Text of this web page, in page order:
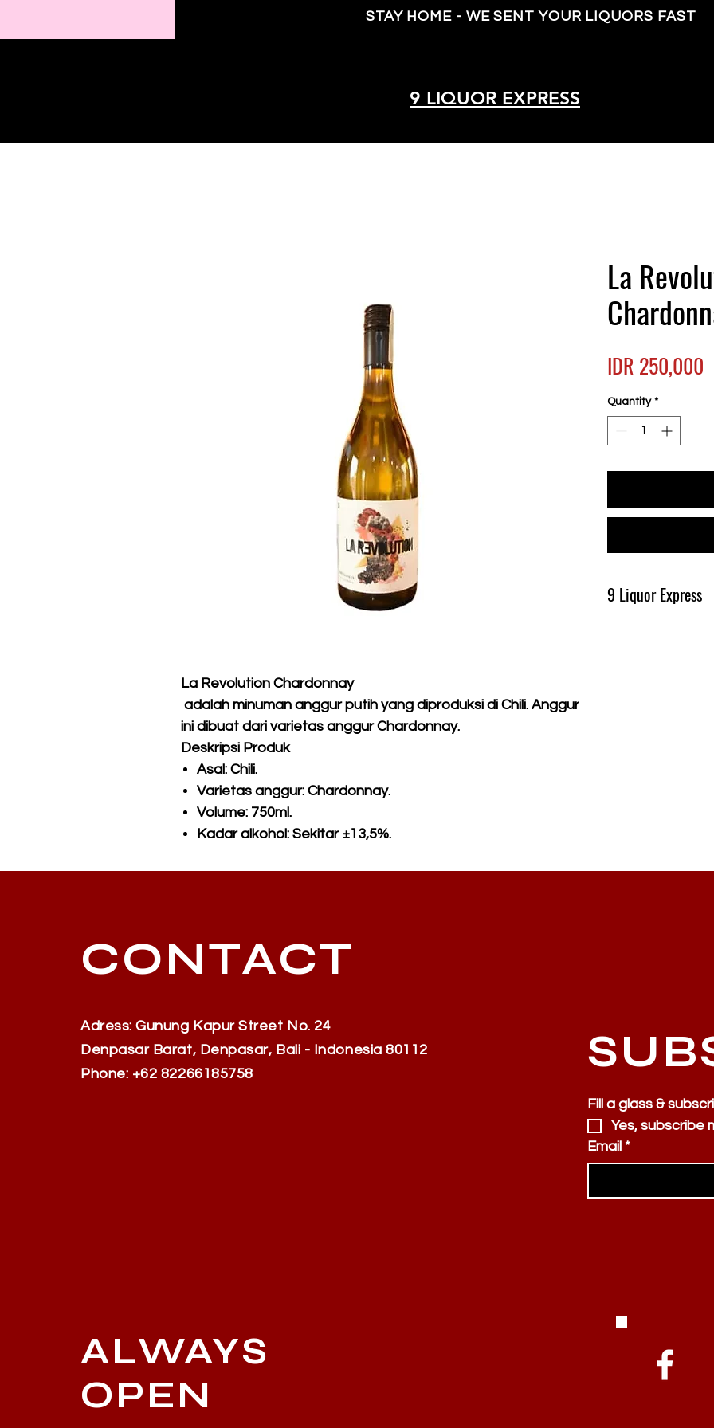
STAY HOME - WE SENT YOUR LIQUORS FAST
9 LIQUOR EXPRESS
La Revolution Chardonnay
adalah minuman anggur putih yang diproduksi di Chili. Anggur
ini dibuat dari varietas anggur Chardonnay.
Deskripsi Produk
Asal: Chili.
Varietas anggur: Chardonnay.
Volume: 750ml.
Kadar alkohol: Sekitar ±13,5%.
La
IDR 250,000
Quantity *
9 Liquor Express
CONTACT
Adress: Gunung Kapur Street No. 24
Denpasar Barat, Denpasar, Bali - Indonesia 80112
Phone: +62 82266185758
Fill a glass &
Yes, subscribe
Email *
ALWAYS
OPEN